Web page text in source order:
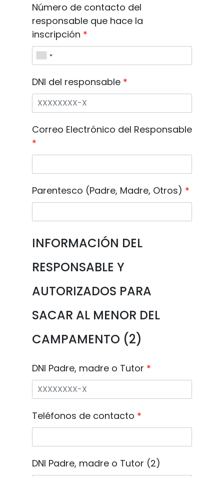
Número de contacto del
responsable que hace la
inscripción *
DNI del responsable *
Correo Electrónico del Responsable
*
Parentesco (Padre, Madre, Otros) *
INFORMACIÓN DEL
RESPONSABLE Y
AUTORIZADOS PARA
SACAR AL MENOR DEL
CAMPAMENTO (2)
DNI Padre, madre o Tutor *
Teléfonos de contacto *
DNI Padre, madre o Tutor (2)